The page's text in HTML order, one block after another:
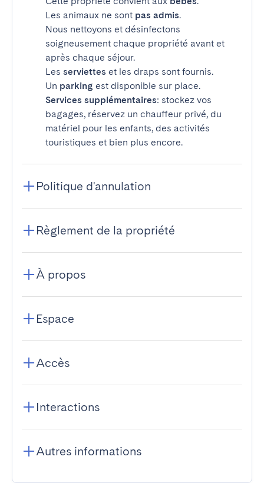
Les animaux ne sont pas admis.
Nous nettoyons et désinfectons
soigneusement chaque propriété avant et
après chaque séjour.
Les serviettes et les draps sont fournis.
Un parking est disponible sur place.
Services supplémentaires: stockez vos
bagages, réservez un chauffeur privé, du
matériel pour les enfants, des activités
touristiques et bien plus encore.
Politique d'annulation
Règlement de la propriété
À propos
Espace
Accès
Interactions
Autres informations